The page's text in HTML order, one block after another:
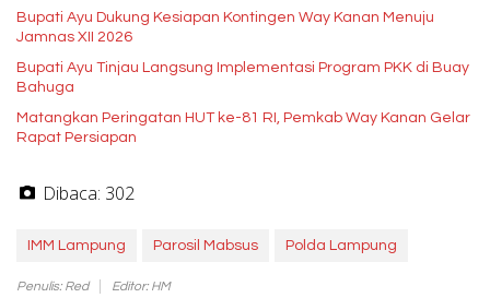
Bupati Ayu Dukung Kesiapan Kontingen Way Kanan Menuju
Jamnas XII 2026
Bupati Ayu Tinjau Langsung Implementasi Program PKK di Buay
Bahuga
Matangkan Peringatan HUT ke-81 RI, Pemkab Way Kanan Gelar
Rapat Persiapan
Dibaca: 302
IMM Lampung Parosil Mabsus Polda Lampung
Penulis: Red Editor: HM